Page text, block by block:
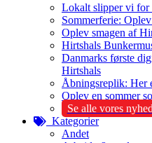
Lokalt slipper vi for
Sommerferie:
Oplev smagen af
Hirtshals
Danmarks første
Hirtshals
Åbningsreplik: Her
Oplev en sommer
Se alle vores
Kategorier
Andet